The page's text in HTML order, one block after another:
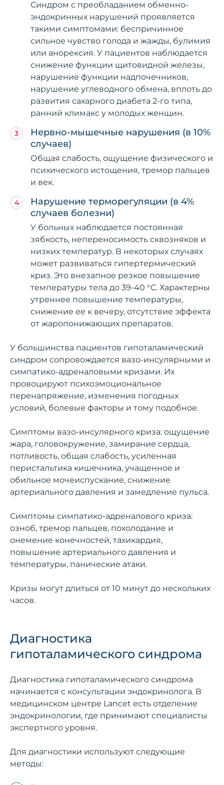
Синдром с преобладанием обменно-
эндокринных нарушений проявляется
такими симптомами: беспричинное
сильное чувство голода и жажды, булимия
или анорексия. У пациентов наблюдается
снижение функции щитовидной железы,
нарушение функции надпочечников,
нарушение углеводного обмена, вплоть до
развития сахарного диабета 2-го типа,
ранний климакс у молодых женщин.
Нервно-мышечные нарушения (в 10%
случаев)
Общая слабость, ощущение физического и
психического истощения, тремор пальцев
и век.
Нарушение терморегуляции (в 4%
случаев болезни)
У больных наблюдается постоянная
зябкость, непереносимость сквозняков и
низких температур. В некоторых случаях
может развиваться гипертермический
криз. Это внезапное резкое повышение
температуры тела до 39-40 °С. Характерны
утреннее повышение температуры,
снижение ее к вечеру, отсутствие эффекта
от жаропонижающих препаратов.
У большинства пациентов гипоталамический
синдром сопровождается вазо-инсулярными и
симпатико-адреналовыми кризами. Их
провоцируют психоэмоциональное
перенапряжение, изменения погодных
условий, болевые факторы и тому подобное.
Симптомы вазо-инсулярного криза: ощущение
жара, головокружение, замирание сердца,
потливость, общая слабость, усиленная
перистальтика кишечника, учащенное и
обильное мочеиспускание, снижение
артериального давления и замедление пульса.
Симптомы симпатико-адреналового криза:
озноб, тремор пальцев, похолодание и
онемение конечностей, тахикардия,
повышение артериального давления и
температуры, панические атаки.
Кризы могут длиться от 10 минут до нескольких
часов.
Диагностика
гипоталамического синдрома
Диагностика гипоталамического синдрома
начинается с консультации эндокринолога. В
медицинском центре Lancet есть отделение
эндокринологии, где принимают специалисты
экспертного уровня.
Для диагностики используют следующие
методы: